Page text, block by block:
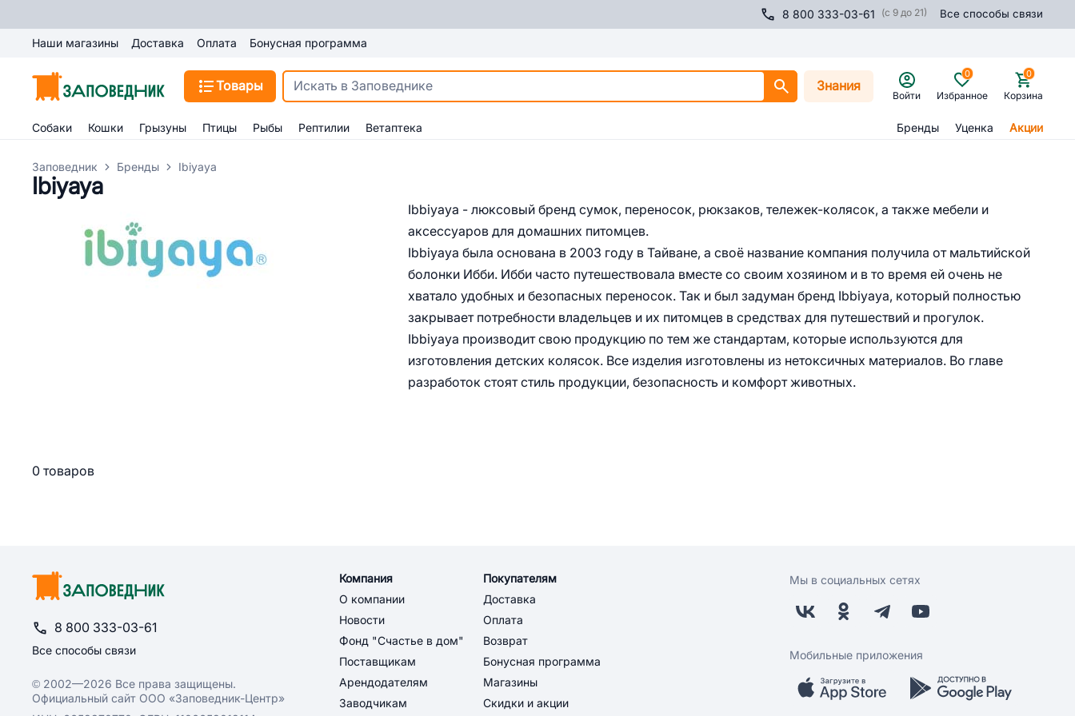
8 800 333-03-61 (с 9 до 21) Все способы связи
Наши магазины Доставка Оплата Бонусная программа
Товары Знания
Войти Избранное
0
Корзина
0
Собаки Кошки Грызуны Птицы Рыбы Рептилии Ветаптека Бренды Уценка Акции
Заповедник Бренды Ibiyaya
Ibiyaya
Ibbiyaya - люксовый бренд сумок, переносок, рюкзаков, тележек-колясок, а также мебели и
аксессуаров для домашних питомцев.
Ibbiyaya была основана в 2003 году в Тайване, а своё название компания получила от мальтийской
болонки Ибби. Ибби часто путешествовала вместе со своим хозяином и в то время ей очень не
хватало удобных и безопасных переносок. Так и был задуман бренд Ibbiyaya, который полностью
закрывает потребности владельцев и их питомцев в средствах для путешествий и прогулок.
Ibbiyaya производит свою продукцию по тем же стандартам, которые используются для
изготовления детских колясок. Все изделия изготовлены из нетоксичных материалов. Во главе
разработок стоят стиль продукции, безопасность и комфорт животных.
0 товаров
8 800 333-03-61
Все способы связи
© 2002—2026 Все права защищены.
Официальный сайт ООО «Заповедник-Центр»
Компания
О компании
Новости
Фонд "Счастье в дом"
Поставщикам
Арендодателям
Заводчикам
Покупателям
Доставка
Оплата
Возврат
Бонусная программа
Магазины
Скидки и акции
Мы в социальных сетях
Мобильные приложения